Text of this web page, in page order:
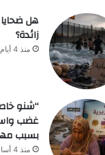
هل
زائدة؟
منذ 4 أيام
“شنو
غضب
بسبب
منذ 4 أسابيع